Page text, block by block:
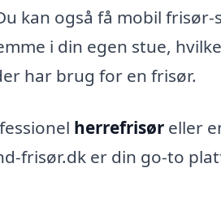
kan også få mobil frisør-
i din egen stue,
har brug for en frisør.
herrefrisør eller
frisør.dk er din go-to